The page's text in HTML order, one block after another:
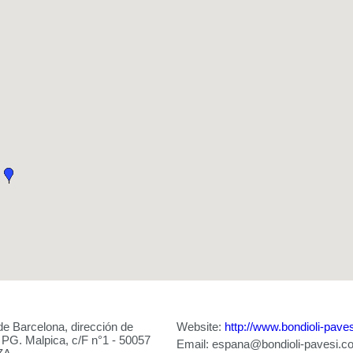
Barcelona, dirección de
Malpica, c/F n°1 - 50057
Website: http://www.bondioli-
Email: espana@bondioli-